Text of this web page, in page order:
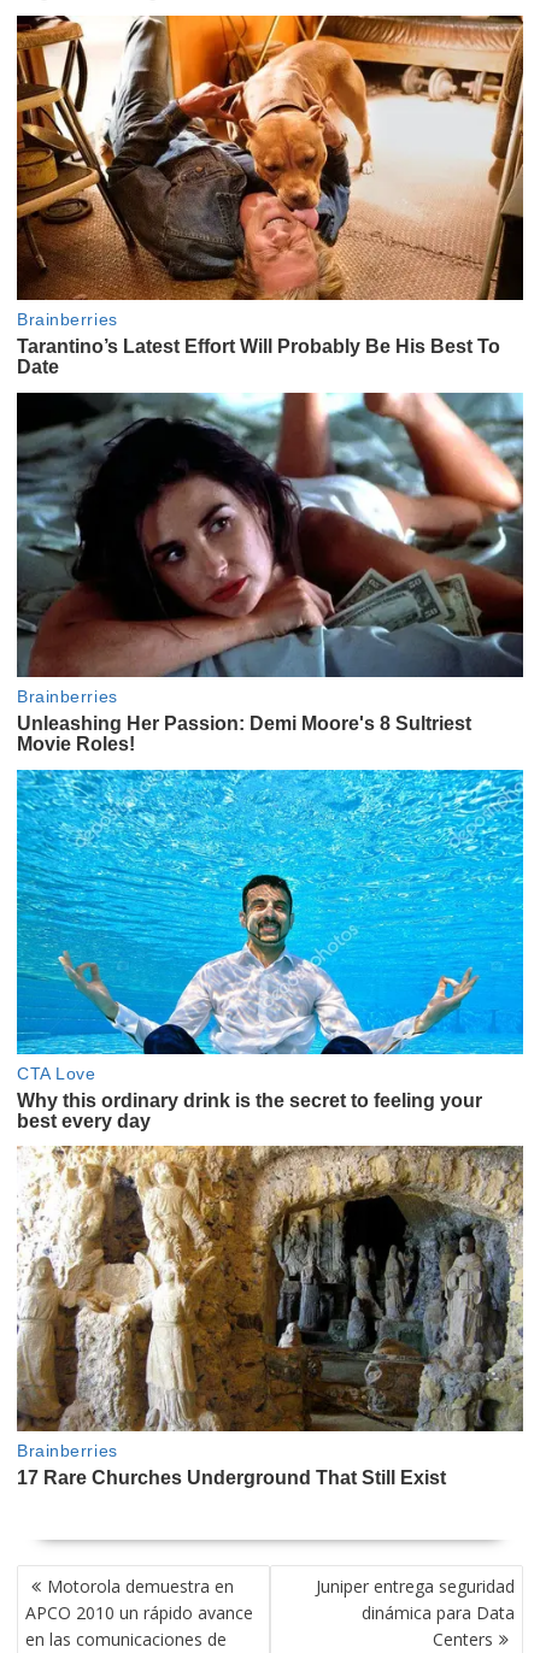
NAVEGACIÓN
DE
ENTRADAS
Motorola demuestra en
APCO 2010 un rápido avance
en las comunicaciones de
Juniper entrega seguridad
dinámica para Data
Centers